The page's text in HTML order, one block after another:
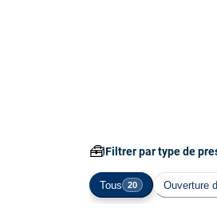
🧰Filtrer par type de
Tous 20 Ouverture